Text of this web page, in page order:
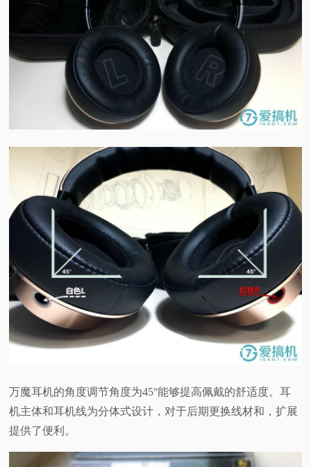
万魔耳机的角度调节角度为45°能够提高佩戴的舒适度。耳
机主体和耳机线为分体式设计，对于后期更换线材和，扩展
提供了便利。